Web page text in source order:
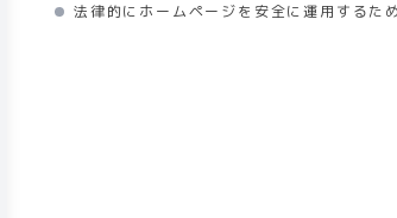
法律的にホームページを安全に運用するた